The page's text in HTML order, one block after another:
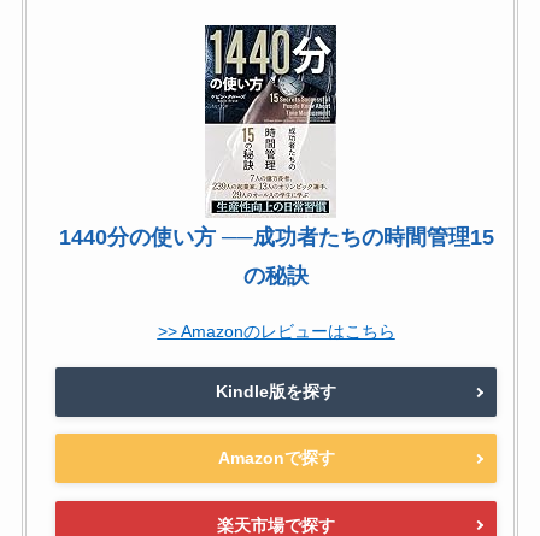
1440分の使い方 ──成功者たちの時間管理15
の秘訣
Amazon
Kindle版を探す
Amazonで探す
楽天市場で探す